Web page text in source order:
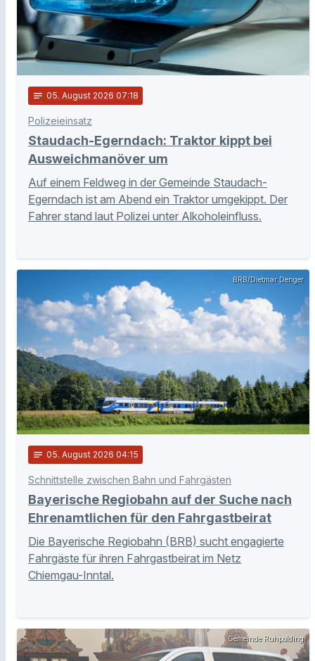
notes 05. August 2026 07:18
Polizeieinsatz
Staudach-Egerndach: Traktor kippt bei
Ausweichmanöver um
Auf einem Feldweg in der Gemeinde Staudach-
Egerndach ist am Abend ein Traktor umgekippt. Der
Fahrer stand laut Polizei unter Alkoholeinfluss.
BRB/Dietmar Denger
notes 05. August 2026 04:15
Schnittstelle zwischen Bahn und Fahrgästen
Bayerische Regiobahn auf der Suche nach
Ehrenamtlichen für den Fahrgastbeirat
Die Bayerische Regiobahn (BRB) sucht engagierte
Fahrgäste für ihren Fahrgastbeirat im Netz
Chiemgau-Inntal.
Gemeinde Ruhpolding